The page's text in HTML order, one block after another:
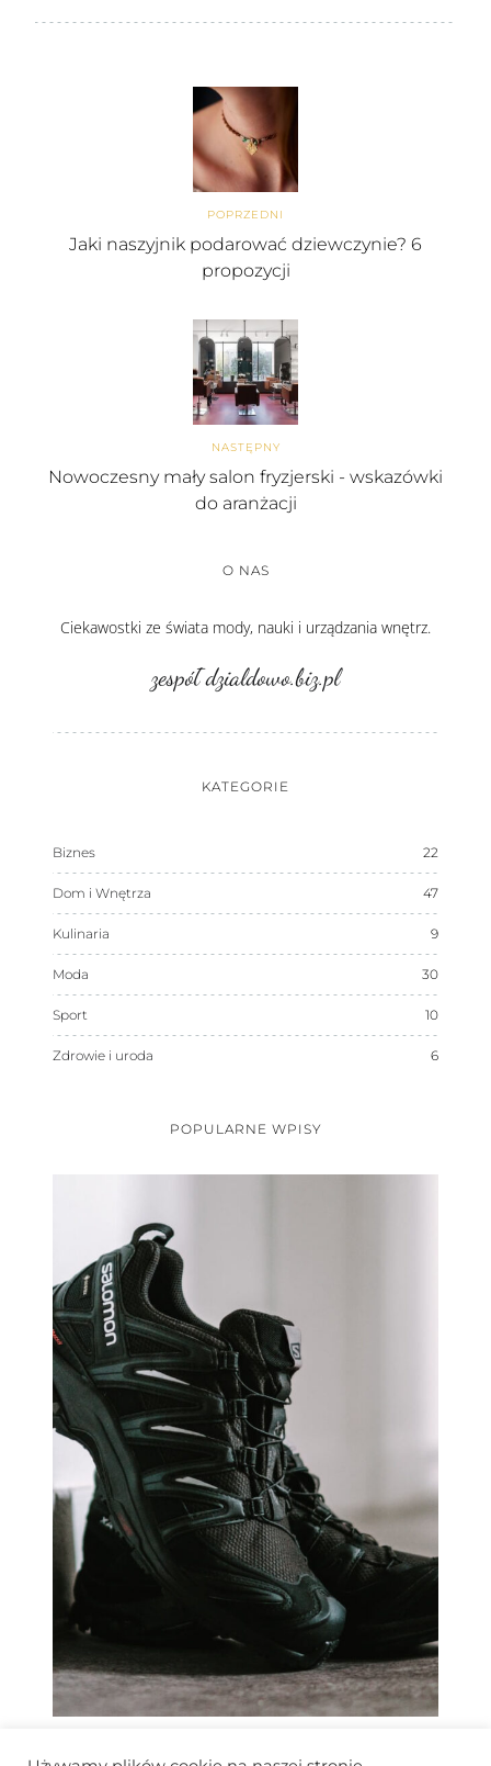
POPRZEDNI
Jaki naszyjnik podarować dziewczynie? 6
propozycji
NASTĘPNY
Nowoczesny mały salon fryzjerski - wskazówki
do aranżacji
O NAS
Ciekawostki ze świata mody, nauki i urządzania wnętrz.
zespół dzialdowo.biz.pl
KATEGORIE
Biznes 22
Dom i Wnętrza 47
Kulinaria 9
Moda 30
Sport 10
Zdrowie i uroda 6
POPULARNE WPISY